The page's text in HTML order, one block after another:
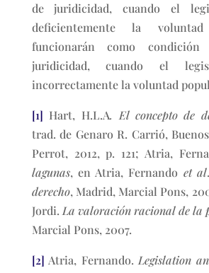
de juridicidad, cuando el
deficientemente la
funcionarán como condición
juridicidad, cuando el
incorrectamente la voluntad
[1] Hart, H.L.A. El concepto de
trad. de Genaro R. Carrió,
Perrot, 2012, p. 121; Atria,
lagunas, en Atria, Fernando et al.
derecho, Madrid, Marcial Pons,
Jordi. La valoración racional de la
Marcial Pons, 2007.
[2] Atria, Fernando. Legislation